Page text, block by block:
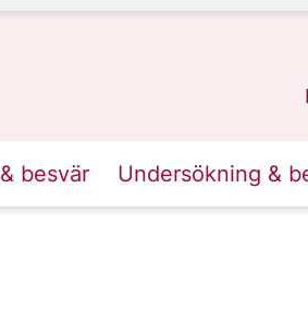
besvär Undersökning &